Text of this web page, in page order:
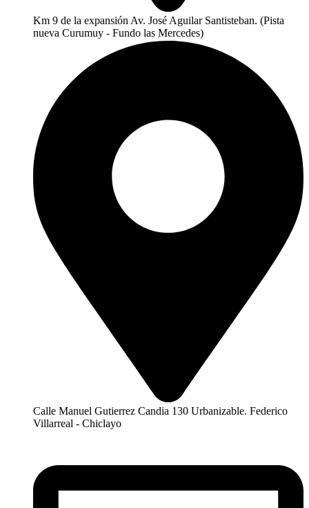
Km 9 de la expansión Av. José Aguilar Santisteban. (Pista
nueva Curumuy - Fundo las Mercedes)
Calle Manuel Gutierrez Candia 130 Urbanizable. Federico
Villarreal - Chiclayo